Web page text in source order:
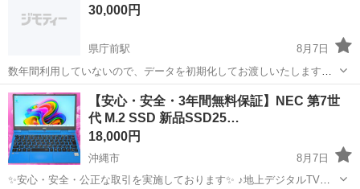
30,000円
県庁前駅
8月7日
数年間利用していないので、データを初期化してお渡しいたします。
【スペック】 １ デバイス名: PC-VJT42FZCB ２ プロセッサ: 11th
Gen Intel(R) Core(TM) i5-1135G7 ...
沖縄 那覇市 県庁前駅 ノートパソコン NEC
【安心・安全・3年間無料保証】NEC 第7世
代 M.2 SSD 新品SSD25…
18,000円
沖縄市
8月7日
✨安心・安全・公正な取引を実施しております✨ ♪地上デジタルTVチ